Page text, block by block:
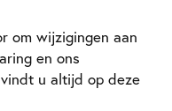
om wijzigingen aan
en ons
u altijd op deze